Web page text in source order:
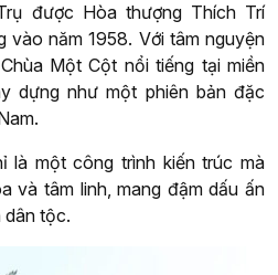
được Hòa thượng Thích Trí
vào năm 1958. Với tâm nguyện
Một Cột nổi tiếng tại miền
dựng như một phiên bản đặc
là một công trình kiến trúc mà
và tâm linh, mang đậm dấu ấn
dân tộc.